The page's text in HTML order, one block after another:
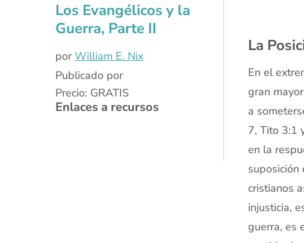
Los Evangélicos y la
Guerra, Parte II
porWilliam E. Nix
Publicado por
Precio: GRATIS
Enlaces a recursos
La
En el
gran
a
7, Tito 3:1
en la
cristianos
injusticia,
guerra, es